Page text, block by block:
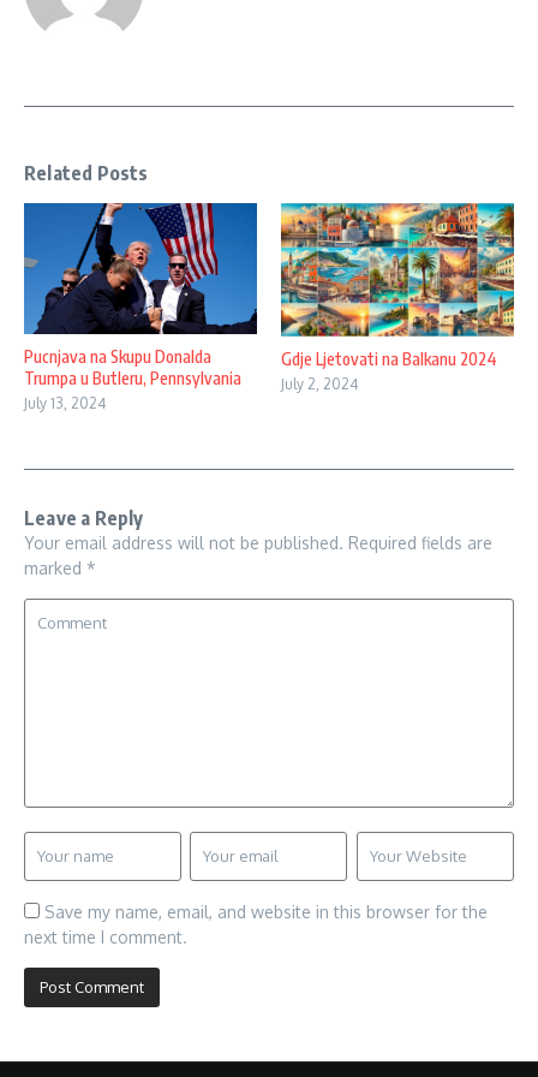
Related Posts
Pucnjava na Skupu Donalda
Trumpa u Butleru, Pennsylvania
July 13, 2024
Gdje Ljetovati na Balkanu 2024
July 2, 2024
Leave a Reply
Your email address will not be published. Required fields are
marked *
Save my name, email, and website in this browser for the
next time I comment.